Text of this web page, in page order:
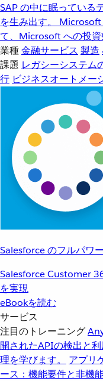
SAP の中に眠っている
を生み出す。
Microsoft
て、Microsoft への投資
業種金融サービス 製造
課題 レガシーシステム
行 ビジネスオートメー
Salesforce のフルパワ
Salesforce Customer
を実現
eBookを読む
サービス
注目のトレーニング
開されたAPIの検出と
理を学びます。
アプリ
ース：機能要件と非機